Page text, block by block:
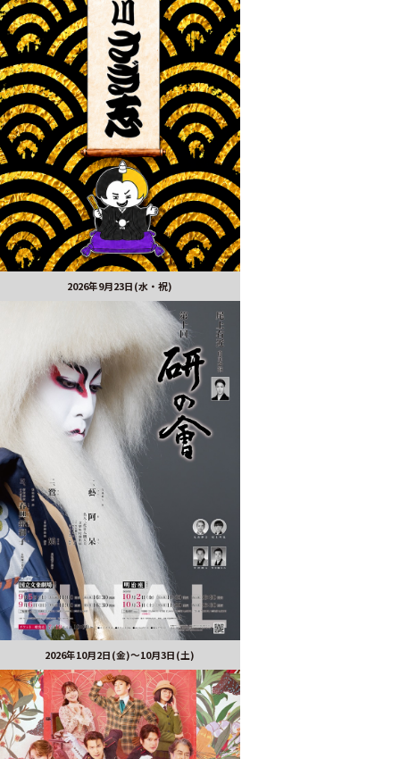
2026年9月23日(水・祝)
2026年10月2日(金)～10月3日(土)